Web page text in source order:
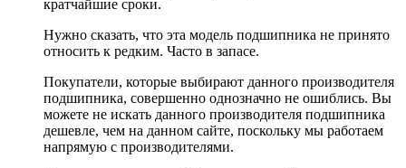
кратчайшие сроки.
Нужно сказать, что эта модель подшипника не принято
относить к редким. Часто в запасе.
Покупатели, которые выбирают данного производителя
подшипника, совершенно однозначно не ошиблись. Вы
можете не искать данного производителя подшипника
дешевле, чем на данном сайте, поскольку мы работаем
напрямую с производителями.